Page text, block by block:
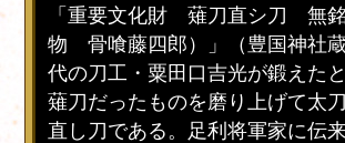
「重要文化財 薙刀直シ刀 無
物 骨喰藤四郎）」（豊国神社
代の刀工・粟田口吉光が鍛えた
薙刀だったものを磨り上げて太
直し刀である。足利将軍家に伝